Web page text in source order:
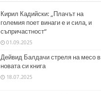
Кирил Кадийски: „Плачът на
големия поет винаги е и сила, и
съпричастност“
01.09.2025
Дейвид Балдачи стреля на месо в
новата си книга
18.07.2025